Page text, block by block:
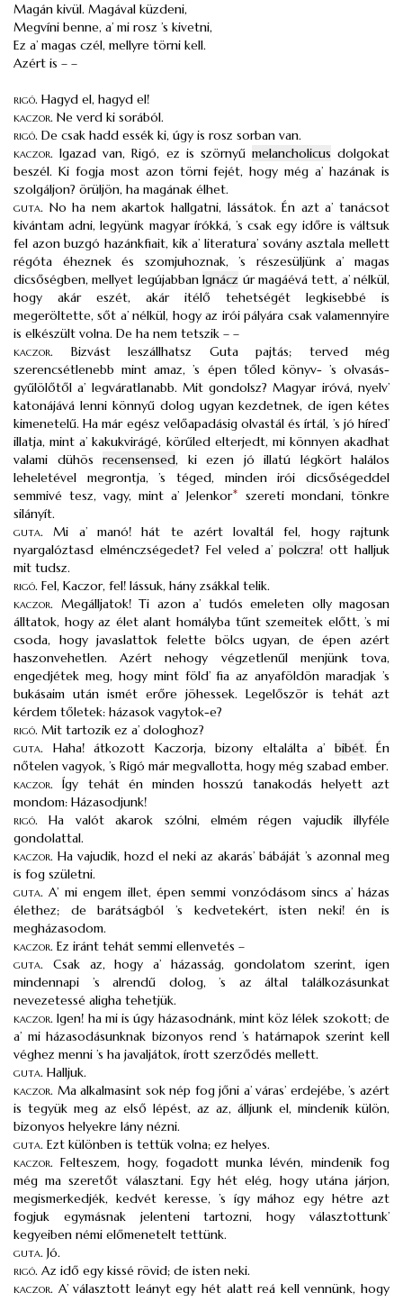
Magán kivül. Magával küzdeni,
Megvíni benne, a’ mi rosz ’s kivetni,
Ez a’ magas czél, mellyre törni kell.
Azért is – –
rigó. Hagyd el, hagyd el!
kaczor. Ne verd ki sorából.
rigó. De csak hadd essék ki, úgy is rosz sorban van.
kaczor.Igazad van, Rigó, ez is szörnyű melancholicus dolgokat
beszél. Ki fogja most azon törni fejét, hogy még a’ hazának is
szolgáljon? örüljön, ha magának élhet.
guta. No ha nem akartok hallgatni, lássátok. Én azt a’ tanácsot
kivántam adni, legyünk magyar írókká, ’s csak egy időre is váltsuk
fel azon buzgó hazánkfiait, kik a’ literatura’ sovány asztala mellett
régóta éheznek és szomjuhoznak, ’s részesüljünk a’ magas
dicsőségben, mellyet legújabbanIgnácz úr magáévá tett, a’ nélkül,
hogy akár eszét, akár itélő tehetségét legkisebbé is
megeröltette, sőt a’ nélkül, hogy az irói pályára csak valamennyire
is elkészült volna. De ha nem tetszik – –
kaczor. Bizvást leszállhatsz Guta pajtás; terved még
szerencsétlenebb mint amaz, ’s épen tőled könyv- ’s olvasás-
gyűlölőtől a’ legváratlanabb. Mit gondolsz? Magyar iróvá, nyelv’
katonájává lenni könnyű dolog ugyan kezdetnek, de igen kétes
kimenetelű. Ha már egész velőapadásig olvastál és írtál, ’s jó híred’
illatja, mint a’ kakukvirágé, körűled elterjedt, mi könnyen akadhat
valami dühös recensensed, ki ezen jó illatú légkört halálos
leheletével megrontja, ’s téged, minden irói dicsőségeddel
semmivé tesz, vagy, mint a’ Jelenkor*
szereti mondani, tönkre
silányít.
guta.Mi a’ manó! hát te azért lovaltál fel, hogy rajtunk
nyargalóztasd elménczségedet? Fel veled a’polczra! ott halljuk
mit tudsz.
rigó. Fel, Kaczor, fel! lássuk, hány zsákkal telik.
kaczor. Megálljatok! Ti azon a’ tudós emeleten olly magosan
álltatok, hogy az élet alant homályba tűnt szemeitek előtt, ’s mi
csoda, hogy javaslattok felette bölcs ugyan, de épen azért
haszonvehetlen. Azért nehogy végzetlenűl menjünk tova,
engedjétek meg, hogy mint föld’ fia az anyaföldön maradjak ’s
bukásaim után ismét erőre jöhessek. Legelőször is tehát azt
kérdem tőletek: házasok vagytok-e?
rigó. Mit tartozik ez a’ dologhoz?
guta. Haha! átkozott Kaczorja, bizony eltalálta a’ bibét. Én
nőtelen vagyok, ’s Rigó már megvallotta, hogy még szabad ember.
kaczor.Így tehát én minden hosszú tanakodás helyett azt
mondom: Házasodjunk!
rigó.Ha valót akarok szólni, elmém régen vajudik illyféle
gondolattal.
kaczor. Ha vajudik, hozd el neki az akarás’ bábáját ’s azonnal meg
is fog születni.
guta.A’ mi engem illet, épen semmi vonzódásom sincs a’ házas
élethez; de barátságból ’s kedvetekért, isten neki! én is
megházasodom.
kaczor. Ez iránt tehát semmi ellenvetés –
guta. Csak az, hogy a’ házasság, gondolatom szerint, igen
mindennapi ’s alrendű dolog, ’s az által találkozásunkat
nevezetessé aligha tehetjük.
kaczor.Igen! ha mi is úgy házasodnánk, mint köz lélek szokott; de
a’ mi házasodásunknak bizonyos rend ’s határnapok szerint kell
véghez menni ’s ha javaljátok, írott szerződés mellett.
guta. Halljuk.
kaczor. Ma alkalmasint sok nép fog jőni a’ váras’ erdejébe, ’s azért
is tegyük meg az első lépést, az az, álljunk el, mindenik külön,
bizonyos helyekre lány nézni.
guta. Ezt különben is tettük volna; ez helyes.
kaczor.Felteszem, hogy, fogadott munka lévén, mindenik fog
még ma szeretőt választani. Egy hét elég, hogy utána járjon,
megismerkedjék, kedvét keresse, ’s így mához egy hétre azt
fogjuk egymásnak jelenteni tartozni, hogy választottunk’
kegyeiben némi előmenetelt tettünk.
guta. Jó.
rigó. Az idő egy kissé rövid; de isten neki.
kaczor. A’ választott leányt egy hét alatt reá kell vennünk, hogy